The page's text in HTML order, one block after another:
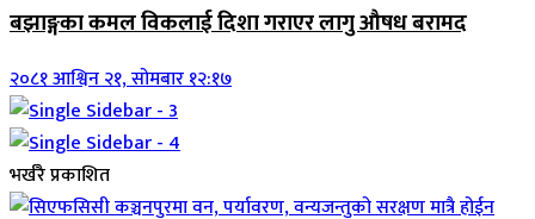
बझाङ्गका कमल विकलाई दिशा गराएर लागु औषध बरामद
२०८१ आश्विन २१, सोमबार १२:१७
भर्खरै प्रकाशित